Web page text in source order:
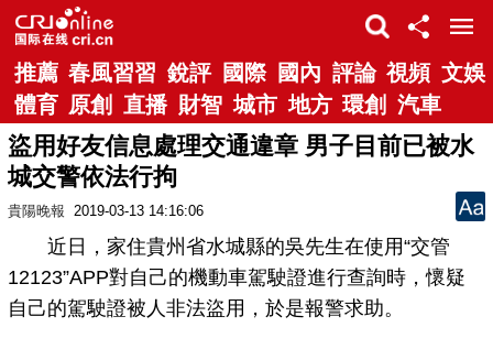
推薦 春風習習 銳評 國際 國內 評論 視頻 文娛
體育 原創 直播 財智 城市 地方 環創 汽車
盜用好友信息處理交通違章 男子目前已被水
城交警依法行拘
貴陽晚報 2019-03-13 14:16:06
近日，家住貴州省水城縣的吳先生在使用“交管
12123”APP對自己的機動車駕駛證進行查詢時，懷疑
自己的駕駛證被人非法盜用，於是報警求助。